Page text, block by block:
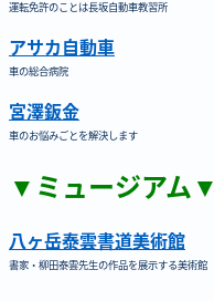
運転免許のことは長坂自動車教習所
アサカ自動車
車の総合病院
宮澤鈑金
車のお悩みごとを解決します
▼ミュージアム▼
八ヶ岳泰雲書道美術館
書家・柳田泰雲先生の作品を展示する美術館